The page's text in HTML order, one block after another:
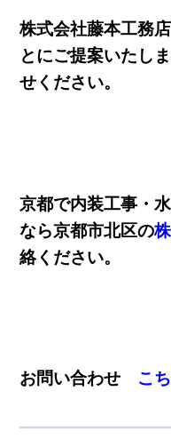
株式会社藤本工務
とにご提案いたし
せください。
京都で内装工事・
なら京都市北区の
絡ください。
お問い合わせ こ